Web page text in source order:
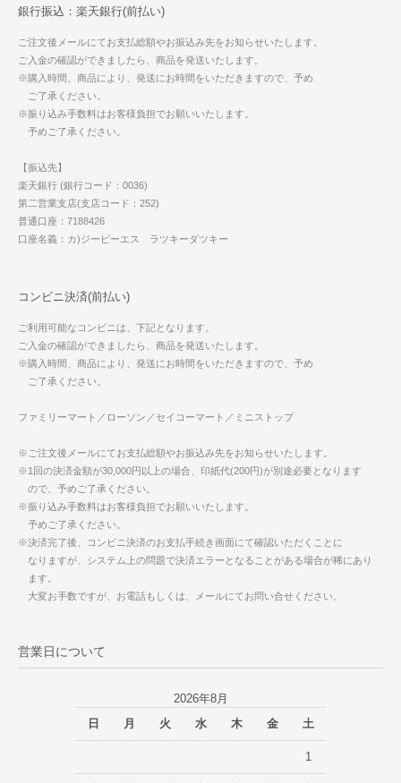
銀行振込：楽天銀行(前払い)
ご注文後メールにてお支払総額やお振込み先をお知らせいたします。
ご入金の確認ができましたら、商品を発送いたします。
※購入時間、商品により、発送にお時間をいただきますので、予め
ご了承ください。
※振り込み手数料はお客様負担でお願いいたします。
予めご了承ください。
【振込先】
楽天銀行 (銀行コード：0036)
第二営業支店(支店コード：252)
普通口座：7188426
口座名義：カ)ジーピーエス ラツキーダツキー
コンビニ決済(前払い)
ご利用可能なコンビニは、下記となります。
ご入金の確認ができましたら、商品を発送いたします。
※購入時間、商品により、発送にお時間をいただきますので、予め
ご了承ください。
ファミリーマート／ローソン／セイコーマート／ミニストップ
※ご注文後メールにてお支払総額やお振込み先をお知らせいたします。
※1回の決済金額が30,000円以上の場合、印紙代(200円)が別途必要となります
ので、予めご了承ください。
※振り込み手数料はお客様負担でお願いいたします。
予めご了承ください。
※決済完了後、コンビニ決済のお支払手続き画面にて確認いただくことに
なりますが、システム上の問題で決済エラーとなることがある場合が稀にあり
ます。
大変お手数ですが、お電話もしくは、メールにてお問い合せください。
営業日について
2026年8月
日
月 火 水 木 金 土
1